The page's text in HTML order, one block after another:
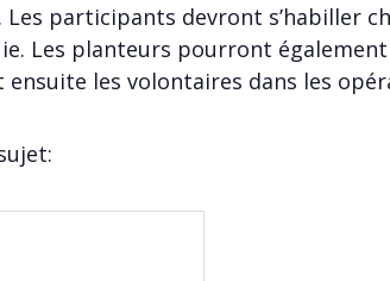
. Les participants devront s’habiller
Les planteurs pourront également
les volontaires dans les